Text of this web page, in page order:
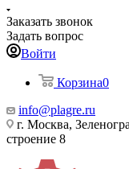
Заказать звонок
Задать вопрос
Войти
Корзина0
info@plagre.ru
г. Москва,
строение 8